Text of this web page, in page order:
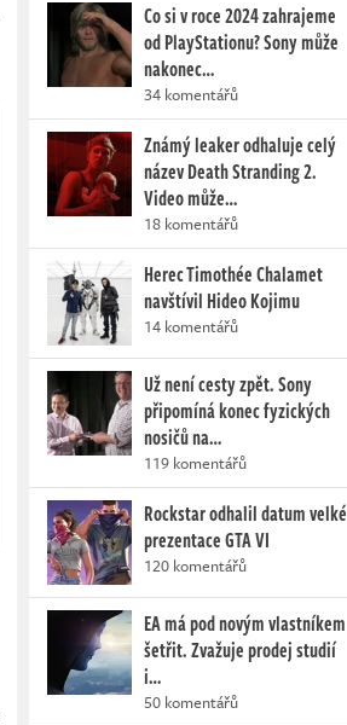
Co si v roce 2024 zahrajeme
od PlayStationu? Sony může
nakonec…
34 komentářů
Známý leaker odhaluje celý
název Death Stranding 2.
Video může…
18 komentářů
Herec Timothée Chalamet
navštívil Hideo Kojimu
14 komentářů
Už není cesty zpět. Sony
připomíná konec fyzických
nosičů na…
119 komentářů
Rockstar odhalil datum velké
prezentace GTA VI
120 komentářů
EA má pod novým vlastníkem
šetřit. Zvažuje prodej studií
i…
50 komentářů